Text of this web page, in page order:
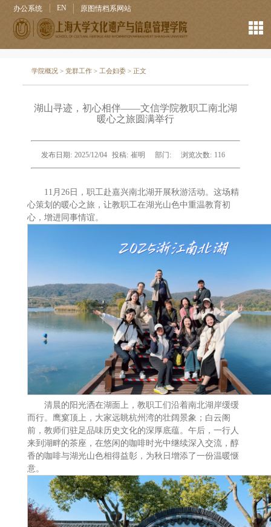
办公系统 EN 原图情档系网站
学院概况 >党群工作 > 工会妇委 > 正文
湖山寻迹，初心相伴——文信学院教职工南北湖
暖心之旅圆满举行
发布日期: 2025/12/04 投稿: 崔明 部门: 浏览次数: 116
11月26日，职工赴嘉兴南北湖开展秋游活动。这场精
心策划的暖心之旅，让教职工在湖光山色中重温教育初
心，增进同事情谊。
清晨的阳光洒在湖面上，教职工们沿着南北湖岸缓缓
而行。鹰窠顶上，大家远眺杭州湾的壮阔景象；白云阁
前，教师们驻足品味历史文化的深厚底蕴。午后，一行人
来到湖畔的茶座，在悠闲的咖啡时光中继续深入交流，醇
香的咖啡与湖光山色相得益彰，为秋日增添了一份温暖惬
意。